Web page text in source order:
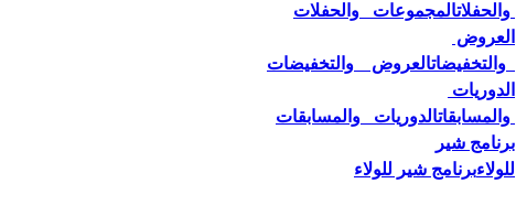
والحفلاتالمجموعات   والحفلات
العروض
  والتخفيضات
العروض    والتخفيضات
الدوريات
والمسابقاتالدوريات   والمسابقات
برنامج شير
للولاءبرنامج شير للولاء